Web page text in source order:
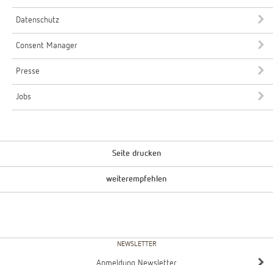
Datenschutz
Consent Manager
Presse
Jobs
Seite drucken
weiterempfehlen
NEWSLETTER